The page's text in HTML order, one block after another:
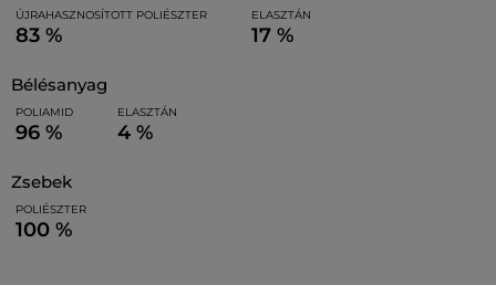
ÚJRAHASZNOSÍTOTT POLIÉSZTER
83 %
ELASZTÁN
17 %
bélésanyag
POLIAMID
96 %
ELASZTÁN
4 %
zsebek
POLIÉSZTER
100 %